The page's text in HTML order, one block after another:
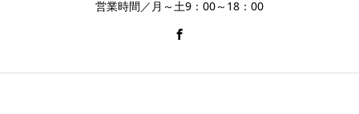
営業時間／月～土9：00～18：00